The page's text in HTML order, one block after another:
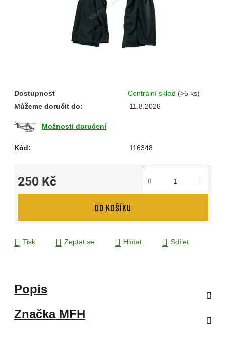
Dostupnost Centrální sklad (>5 ks)
Můžeme doručit do:
11.8.2026
Možnosti doručení
Kód: 116348
250 Kč
Měrná cena:
DO KOŠÍKU
Tisk Zeptat se Hlídat Sdílet
Popis
ZnačkaMFH